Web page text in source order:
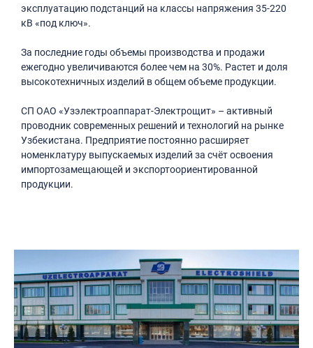
эксплуатацию подстанций на классы напряжения 35-220
кВ «под ключ».
За последние годы объемы производства и продажи
ежегодно увеличиваются более чем на 30%. Растет и доля
высокотехничных изделий в общем объеме продукции.
СП ОАО «Узэлектроаппарат-Электрощит» – активный
проводник современных решений и технологий на рынке
Узбекистана. Предприятие постоянно расширяет
номенклатуру выпускаемых изделий за счёт освоения
импортозамещающей и экспортоориентированной
продукции.